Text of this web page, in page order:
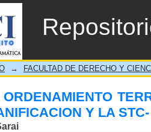
STC- 0024-2003-AI/
→ FACULTAD DE DERECHO Y
Y LA